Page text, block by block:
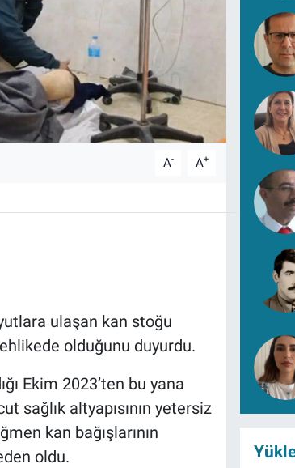
A- A+
ulaşan kan stoğu
olduğunu duyurdu.
Ekim 2023’ten bu yana
sağlık altyapısının yetersiz
kan bağışlarının
oldu.